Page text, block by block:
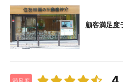
顧客満足度